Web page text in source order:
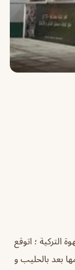
التركية ؛ اتوقع
بعد بالحليب و